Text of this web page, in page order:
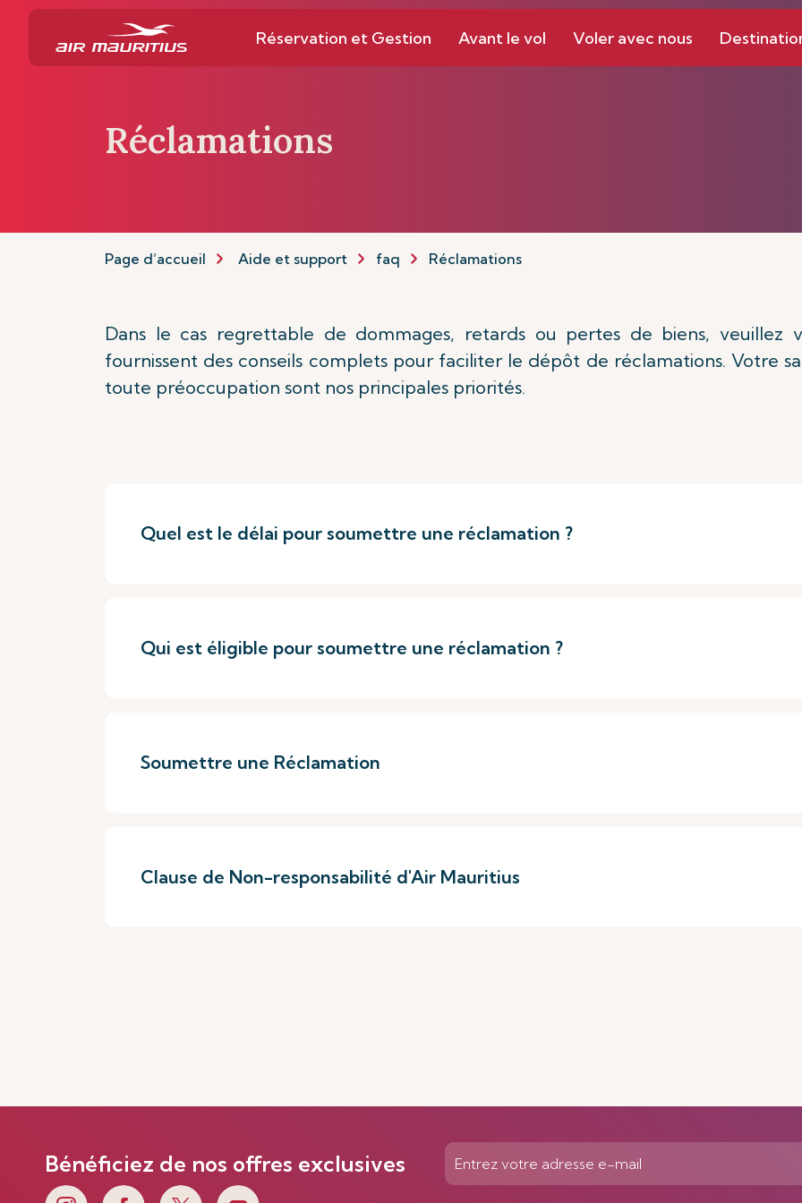
Réservation et Gestion Avant le vol Voler avec nous
Réclamations
Page d’accueil Aide et support faq Réclamations
Dans le cas regrettable de dommages, retards ou pertes de biens, veuillez
fournissent des conseils complets pour faciliter le dépôt de réclamations. Votre
toute préoccupation sont nos principales priorités.
Quel est le délai pour soumettre une réclamation ?
Qui est éligible pour soumettre une réclamation ?
Soumettre une Réclamation
Clause de Non-responsabilité d'Air Mauritius
Bénéficiez de nos offres exclusives